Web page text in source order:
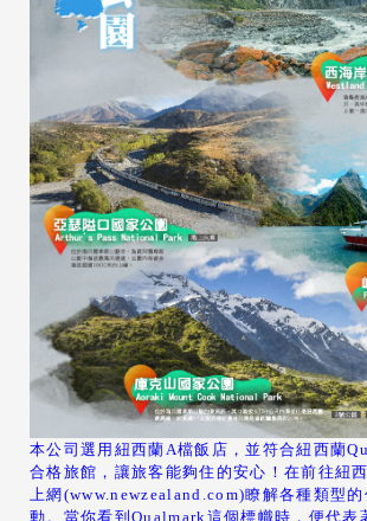
本公司選用紐西蘭A檔飯店，並符合紐西蘭
合格旅館，讓旅客能夠住的安心！在前往紐
上網(www.newzealand.com)瞭解各種類型
動。當你看到Qualmark這個標幟時，便代表